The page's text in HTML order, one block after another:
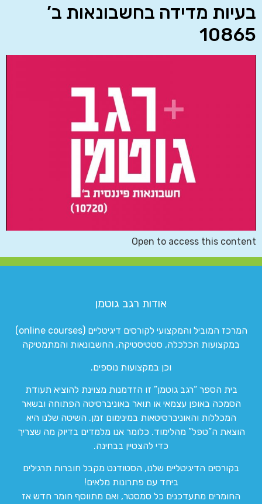
בעיות מדידה בחשבונאות ב’
10865
Open to access this content
אודות רגב גוטמן
המרכז המוביל והמקצועי לקורסים דיגיטליים (online courses)
במקצועות הכלכלה, סטטיסטיקה, החשבונאות והמתמטיקה
וכן במקצועות נוספים.
בית הספר “רגב גוטמן” זו הזדמנות מצוינת להוציא תעודת
הסמכה באופן עצמאי או תואר באוניברסיטה הפתוחה ובשאר
המכללות והאוניברסיטאות במינימום זמן. השיטה שלנו היא
הוצאת ה”טפל” מהלימוד. כלומר אנו מלמדים בדיוק מה שצריך
כדי להצטיין בבחינה.
בקורסים הדיגיטליים שלנו, הסטודנט מקבל חוברות תרגילים
ביחד עם פתרונות מלאים!
החומרים מתעדכנים כל סמסטר, ואם מתווסף חומר חדש אז